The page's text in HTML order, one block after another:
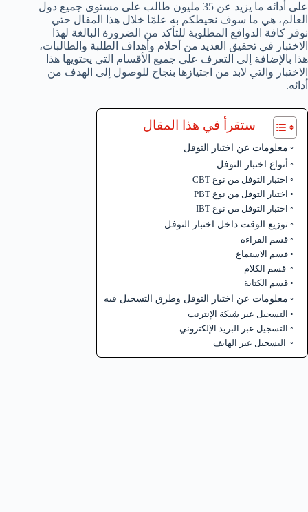
على أدائه ما يزيد عن 35 مليون طالب على مستوى جميع دول
العالم، هي ما سوف نحيطكم به علمًا خلال هذا المقال حتي
نوفر كافة الدوافع المطلوبة للتأكد من الضرورة البالغة لهذا
الاختبار في تحقيق العديد من أحلام وأهداف الطلبة والطالبات،
هذا بالإضافة إلى التعرف على جميع الأقسام التي يحتويها هذا
الاختبار والتي لابد من اجتيازها بنجاح للوصول إلى الهدف من
أدائه.
ستقرأ في هذا المقال
معلومات عن اختبار التوفل
أنواع اختبار التوفل
اختبار التوفل من نوع CBT
اختبار التوفل من نوع PBT
اختبار التوفل من نوع IBT
توزيع الوقت داخل اختبار التوفل
قسم القراءة
قسم الاستماع
قسم الكلام
قسم الكتابة
معلومات عن اختبار التوفل وطرق التسجيل فيه
التسجيل عبر شبكة الإنترنت
التسجيل عبر البريد الإلكتروني
التسجيل عبر الهاتف